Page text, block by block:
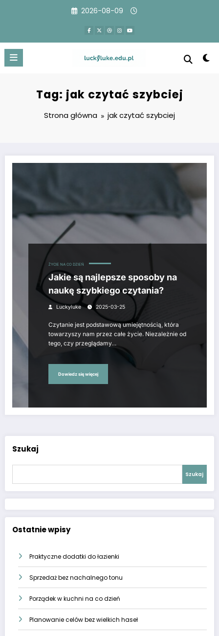
2026-08-09
Tag: jak czytać szybciej
Strona główna jak czytać szybciej
ŻYCIE NA CO DZIEŃ
Jakie są najlepsze sposoby na
naukę szybkiego czytania?
Luckyluke 2025-03-25
Czytanie jest podstawową umiejętnością, która
towarzyszy nam przez całe życie. Niezależnie od
tego, czy przeglądamy…
Dowiedz się więcej
Szukaj
Szukaj
Ostatnie wpisy
Praktyczne dodatki do łazienki
Sprzedaż bez nachalnego tonu
Porządek w kuchni na co dzień
Planowanie celów bez wielkich haseł